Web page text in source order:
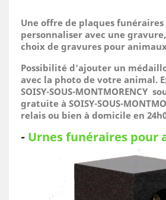
Une offre de plaques
personnaliser avec une
choix de gravures pour
Possibilité d'ajouter un
avec la photo de votre animal.
SOISY-SOUS-MONTMORENCY
gratuite à SOISY-SOUS-
relais ou bien à domicile en
- Urnes funéraires pour